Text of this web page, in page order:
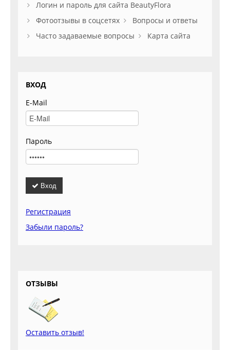
Логин и пароль для сайта BeautyFlora
Фотоотзывы в соцсетях
Вопросы и ответы
Часто задаваемые вопросы
Карта сайта
ВХОД
E-Mail
Пароль
Вход
Регистрация
Забыли пароль?
ОТЗЫВЫ
Оставить отзыв!